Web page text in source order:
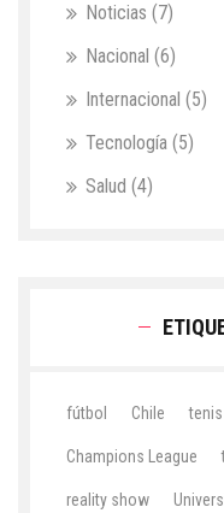
Noticias (7)
Nacional (6)
Internacional (5)
Tecnología (5)
Salud (4)
fútbol Chile tenis
Champions League
reality show